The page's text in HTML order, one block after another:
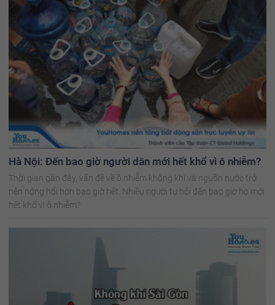
Hà Nội: Đến bao giờ người dân mới hết khổ vì ô nhiễm?
Thời gian gần đây, vấn đề về ô nhiễm không khí và nguồn nước trở
nên nóng hổi hơn bao giờ hết. Nhiều người tự hỏi đến bao giờ họ mới
hết khổ vì ô nhiễm?